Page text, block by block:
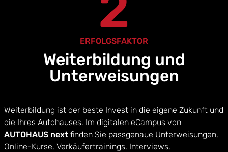
ERFOLGSFAKTOR
Weiterbildung und
Unterweisungen
Weiterbildung ist der beste Invest in die eigene Zukunft und
die Ihres Autohauses. Im digitalen eCampus von
AUTOHAUS next finden Sie passgenaue Unterweisungen,
Online-Kurse, Verkäufertrainings, Interviews,